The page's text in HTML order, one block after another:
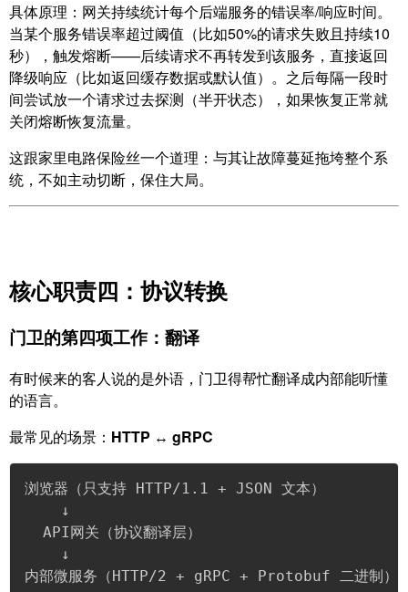
具体原理：网关持续统计每个后端服务的错误率/响应时间。
当某个服务错误率超过阈值（比如50%的请求失败且持续10
秒），触发熔断——后续请求不再转发到该服务，直接返回
降级响应（比如返回缓存数据或默认值）。之后每隔一段时
间尝试放一个请求过去探测（半开状态），如果恢复正常就
关闭熔断恢复流量。
这跟家里电路保险丝一个道理：与其让故障蔓延拖垮整个系
统，不如主动切断，保住大局。
核心职责四：协议转换
门卫的第四项工作：翻译
有时候来的客人说的是外语，门卫得帮忙翻译成内部能听懂
的语言。
最常见的场景： HTTP ↔ gRPC
浏览器（只支持 HTTP/1.1 + JSON 文本）
    ↓
  API网关（协议翻译层）
    ↓
内部微服务（HTTP/2 + gRPC + Protobuf 二进制）